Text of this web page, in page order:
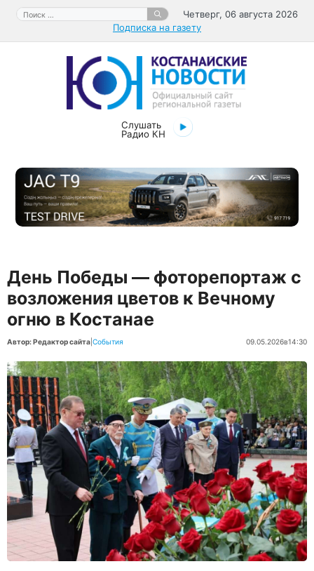
Перейти
содержимому
Поиск:
Четверг, 06 августа 2026
Подписка на газету
Слушать
Радио КН
День Победы — фоторепортаж с
возложения цветов к Вечному
огню в Костанае
Автор: Редактор сайта События 09.05.2026в14:30